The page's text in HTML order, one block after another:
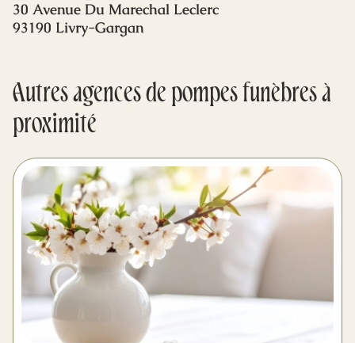
30 Avenue Du Marechal Leclerc
93190 Livry-Gargan
Autres agences de pompes funèbres à
proximité